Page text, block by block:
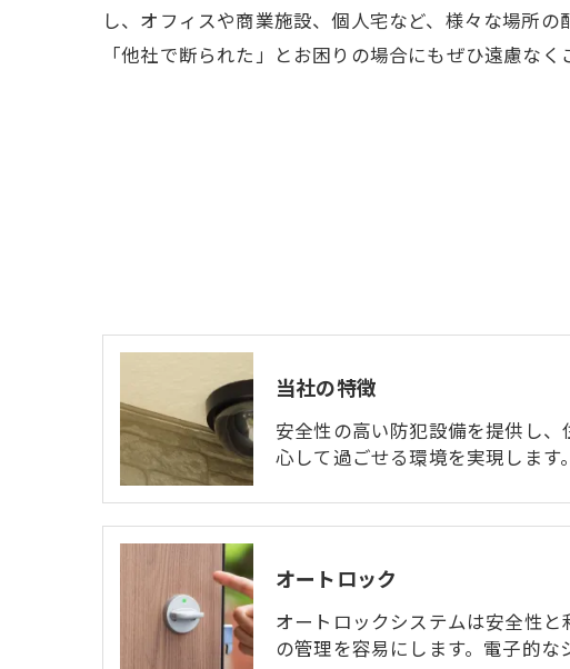
し、オフィスや商業施設、個人宅など、様々な場所
「他社で断られた」とお困りの場合にもぜひ遠慮なく
当社の特徴
安全性の高い防犯設備を提供し、
心して過ごせる環境を実現しま
オートロック
オートロックシステムは安全性
の管理を容易にします。電子的